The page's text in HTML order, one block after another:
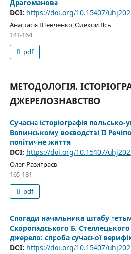
Драгоманова
DOI: https://doi.org/10.15407/
Анастасія Шевченко, Олексій Ясь
141-164
pdf
МЕТОДОЛОГІЯ.
ДЖЕРЕЛОЗНАВСТВО
Сучасна історіографія
Волинському воєводстві II
політичне життя
DOI: https://doi.org/10.15407/
Олег Разиграєв
165-181
pdf
Спогади начальника штабу
Скоропадського Б. Стеллецького
джерело: спроба сучасної
DOI: https://doi.org/10.15407/